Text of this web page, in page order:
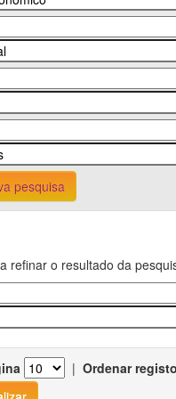
pesquisa
refinar o resultado da
| Ordenar